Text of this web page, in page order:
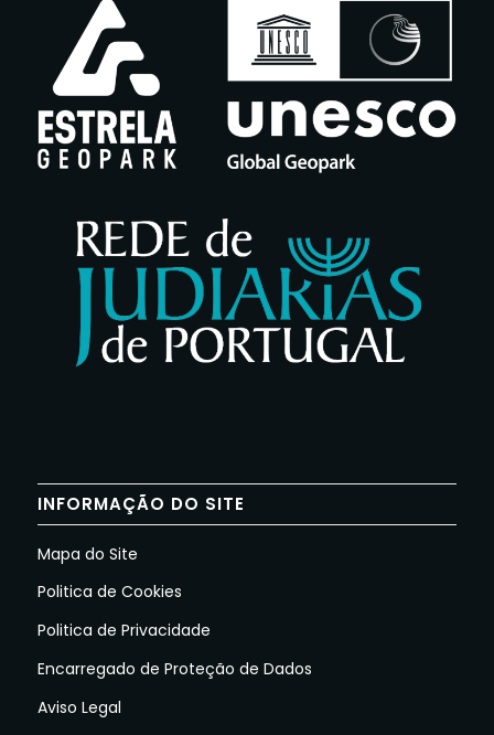
INFORMAÇÃO DO SITE
Mapa do Site
Politica de Cookies
Politica de Privacidade
Encarregado de Proteção de Dados
Aviso Legal